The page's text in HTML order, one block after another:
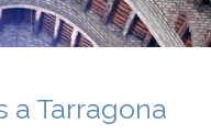
a Tarragona